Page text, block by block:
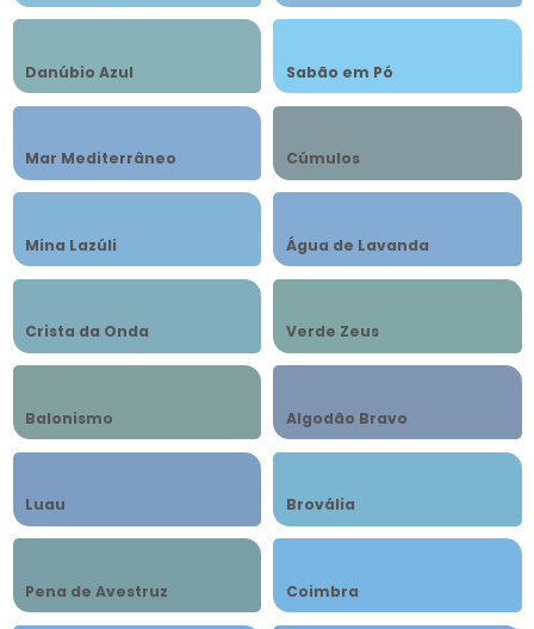
Danúbio Azul Sabão em Pó
Mar Mediterrâneo Cúmulos
Mina Lazúli Água de Lavanda
Crista da Onda Verde Zeus
Balonismo Algodão Bravo
Luau Brovália
Pena de Avestruz Coimbra